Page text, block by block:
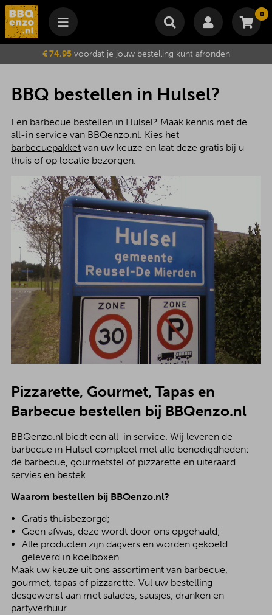
0
Winkelmand
Je winkelwagen is momenteel leeg.
Subtotaal €
Wijzig winkelmand Bestellen
€ 74,95voordat je jouw bestelling kunt afronden
BBQ bestellen in Hulsel?
Een barbecue bestellen in Hulsel? Maak kennis met de
all-in service van BBQenzo.nl. Kies het
barbecuepakketvan uw keuze en laat deze gratis bij u
thuis of op locatie bezorgen.
Pizzarette, Gourmet, Tapas en
Barbecue bestellen bij BBQenzo.nl
BBQenzo.nl biedt een all-in service. Wij leveren de
barbecue in Hulsel compleet met alle benodigdheden:
de barbecue, gourmetstel of pizzarette en uiteraard
servies en bestek.
Waarom bestellen bij BBQenzo.nl?
Gratis thuisbezorgd;
Geen afwas, deze wordt door ons opgehaald;
Alle producten zijn dagvers en worden gekoeld
geleverd in koelboxen.
Maak uw keuze uit ons assortiment van barbecue,
gourmet, tapas of pizzarette. Vul uw bestelling
desgewenst aan met salades, sausjes, dranken en
partyverhuur.